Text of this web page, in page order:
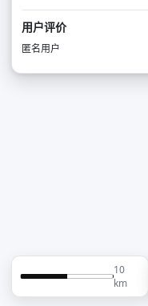
用户评价
匿名用户
10
km